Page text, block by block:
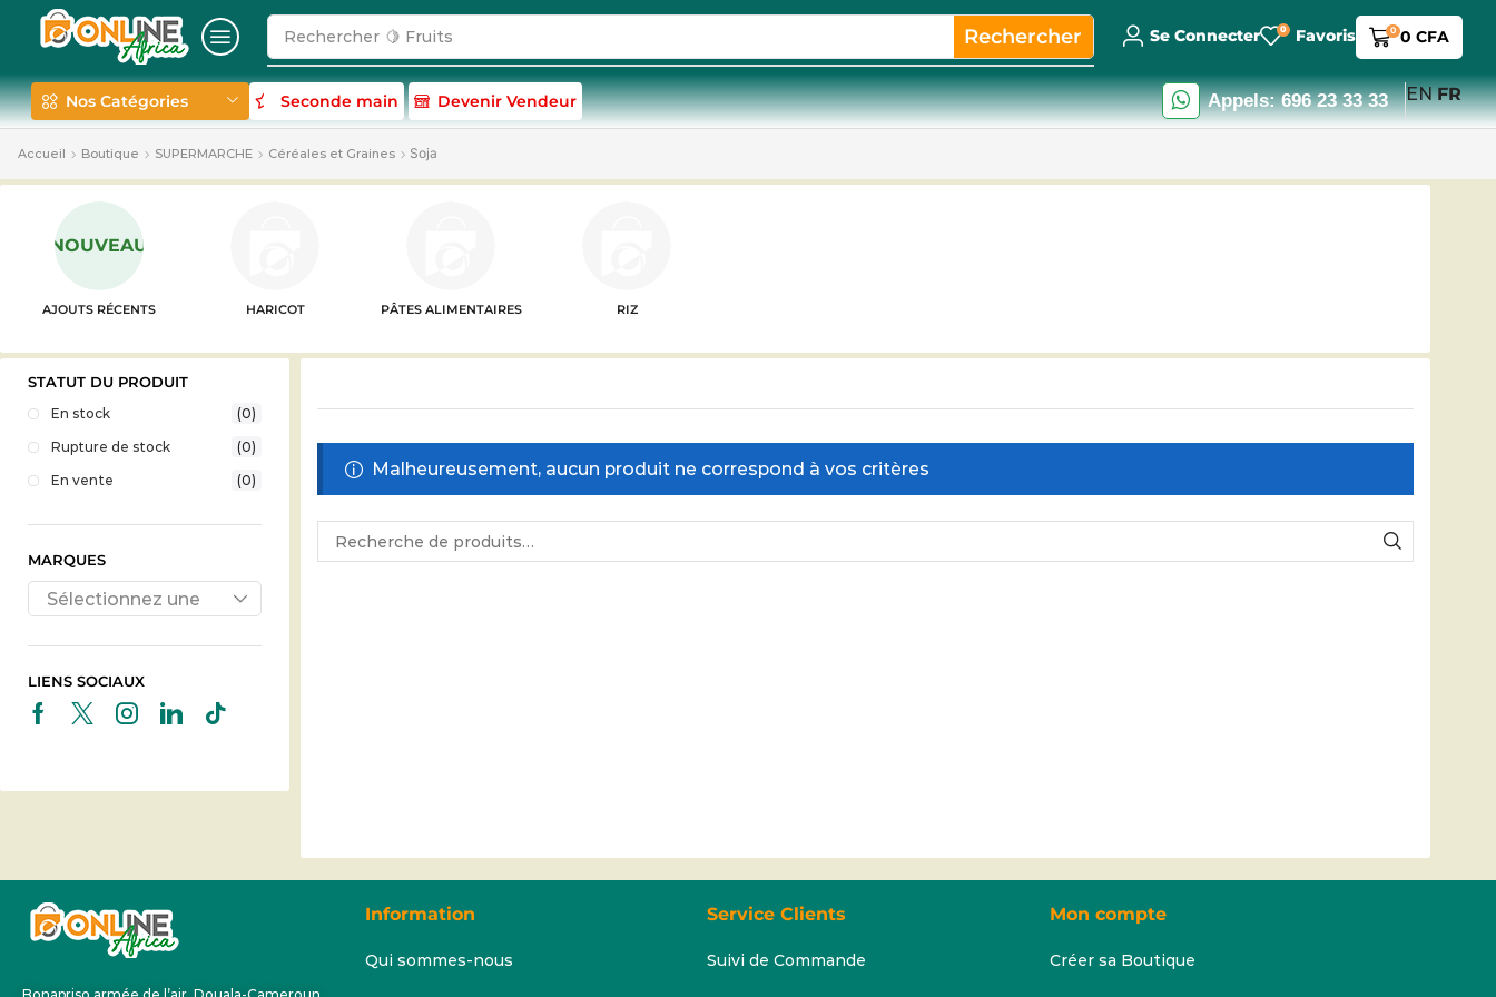
Rechercher 🍋 Fruits Rechercher Se Connecter 0 Favoris 0 0 CFA
Nos Catégories Seconde main Devenir Vendeur Appels: 696 23 33 33 EN FR
Accueil Boutique SUPERMARCHE Céréales et Graines Soja
NOUVEAU
AJOUTS RÉCENTS HARICOT PÂTES ALIMENTAIRES RIZ
STATUT DU PRODUIT
En stock
(0)
Rupture de stock
(0)
En vente
(0)
MARQUES
Sélectionnez une
LIENS SOCIAUX
Malheureusement, aucun produit ne correspond à vos critères
Information
Qui sommes-nous
Service Clients
Suivi de Commande
Mon compte
Créer sa Boutique